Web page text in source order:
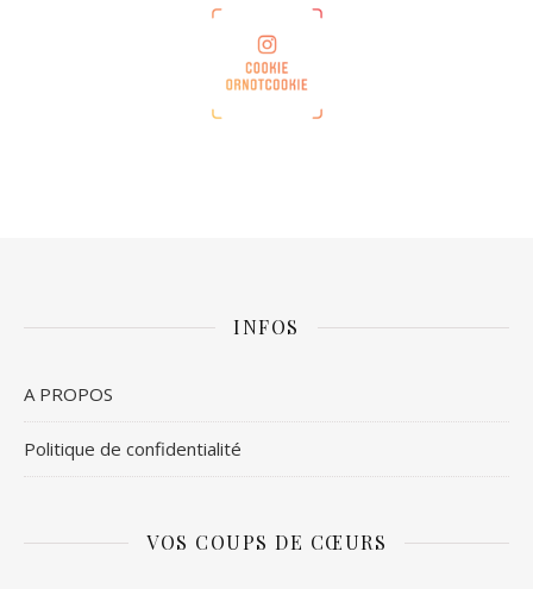
INFOS
A PROPOS
Politique de confidentialité
VOS COUPS DE CŒURS